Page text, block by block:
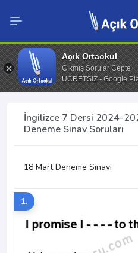
Açık Ortaokul
Çıkmış Sorular Cepte
ÜCRETSİZ - Google
İngilizce 7 Dersi 2024-
Deneme Sınav Soruları
18 Mart Deneme Sınavı
1.